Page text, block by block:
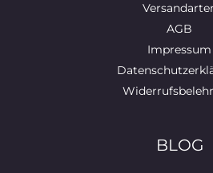
AGB
Impressum
BLOG